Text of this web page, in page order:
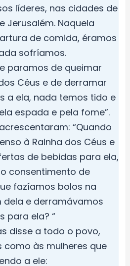
líderes, nas cidades de
Jerusalém. Naquela
de comida, éramos
sofríamos.
paramos de queimar
Céus e de derramar
a ela, nada temos tido e
espada e pela fome”.
“Quando
à Rainha dos Céus e
de bebidas para ela,
consentimento de
fazíamos bolos na
e derramávamos
para ela? “
disse a todo o povo,
às mulheres que
a ele: